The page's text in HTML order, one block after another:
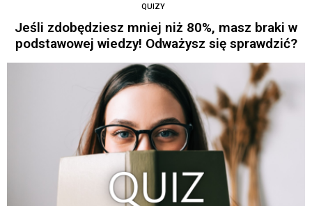
QUIZY
Jeśli zdobędziesz mniej niż 80%, masz braki w
podstawowej wiedzy! Odważysz się sprawdzić?